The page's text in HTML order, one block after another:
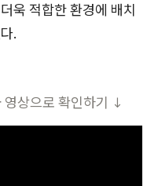
욱 적합한 환경에 배치
.
영상으로 확인하기 ↓